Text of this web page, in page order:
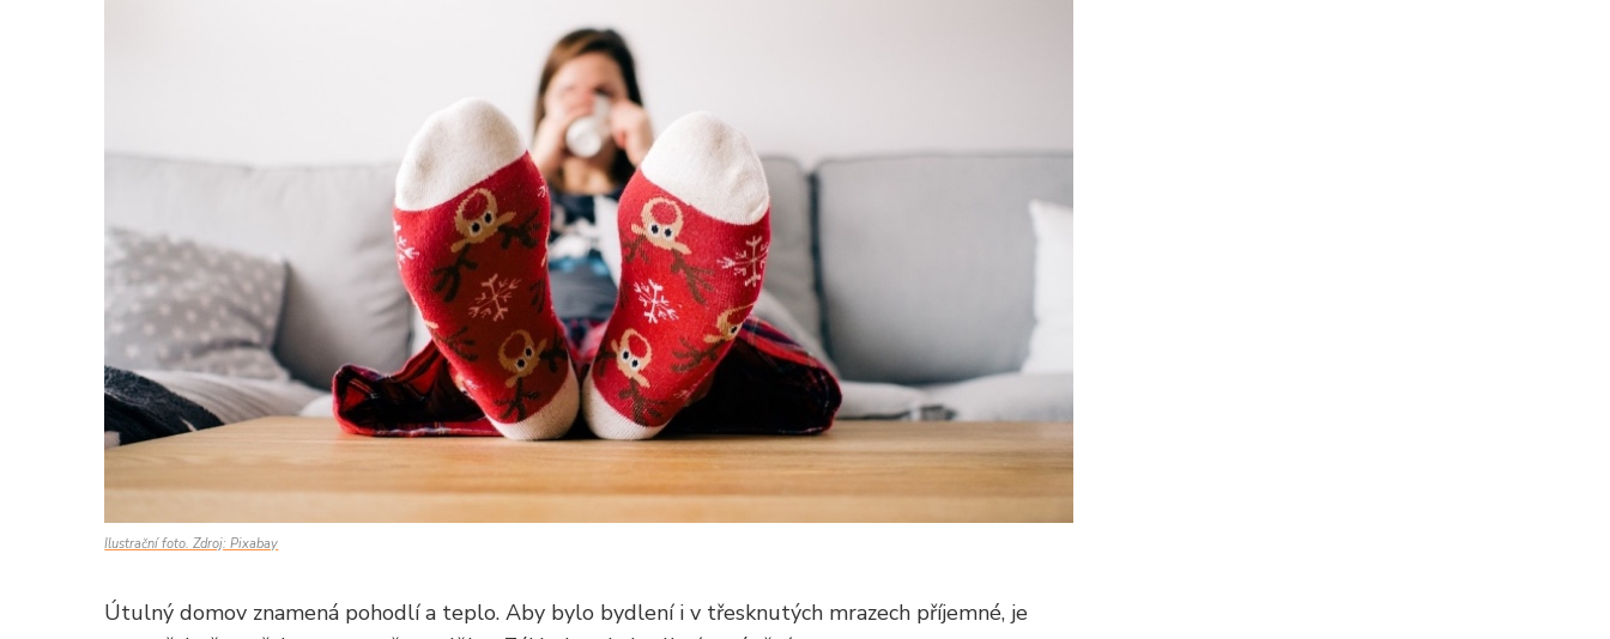
Ilustrační foto. Zdroj: Pixabay
Útulný domov znamená pohodlí a teplo. Aby bylo bydlení i v třesknutých mrazech příjemné, je